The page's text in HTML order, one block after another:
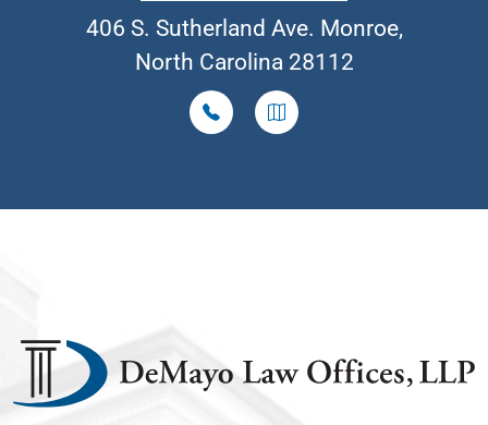
406 S. Sutherland Ave. Monroe,
North Carolina 28112